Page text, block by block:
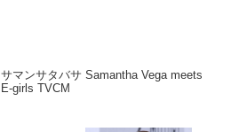
サマンサタバサ Samantha Vega meets
E-girls TVCM